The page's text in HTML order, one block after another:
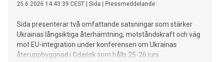
25.6.2026 14:43:39 CEST Sida Pressmeddelande
Sida presenterar två omfattande satsningar som stärker
Ukrainas långsiktiga återhämtning, motståndskraft och väg
mot EU-integration under konferensen om Ukrainas
återuppbyggnad i Gdańsk som hålls 25-26 juni.